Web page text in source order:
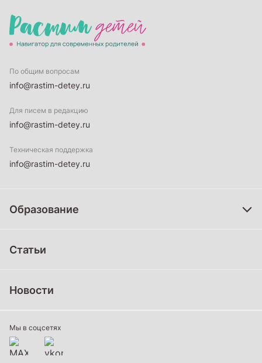
По общим вопросам
info@rastim-detey.ru
Для писем в редакцию
info@rastim-detey.ru
Техническая поддержка
info@rastim-detey.ru
Образование
Дополнительное образование
Статьи
Новости
Мы в соцсетях